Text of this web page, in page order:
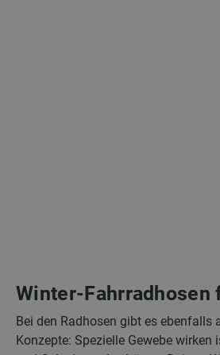
Winter-Fahrradhosen
Bei den Radhosen gibt es ebenfalls
Konzepte: Spezielle Gewebe wirken